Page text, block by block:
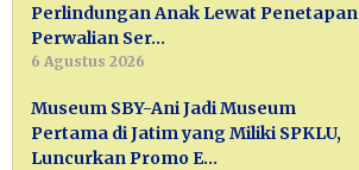
Perlindungan Anak Lewat Penetapan
Perwalian Ser…
6 Agustus 2026
Museum SBY-Ani Jadi Museum
Pertama di Jatim yang Miliki SPKLU,
Luncurkan Promo E…